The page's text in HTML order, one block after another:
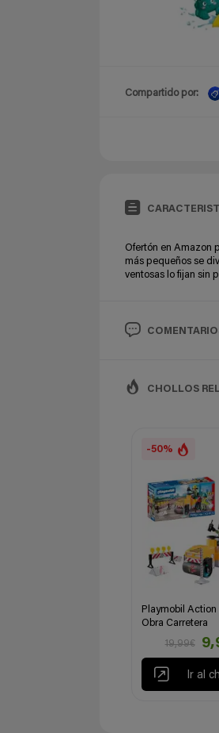
Compartido por:
Ofertón en Amazon
más pequeños se
ventosas lo fijan sin
CHOLLOS
-50%
Playmobil Action
Obra Carretera
19,99€
Ir al